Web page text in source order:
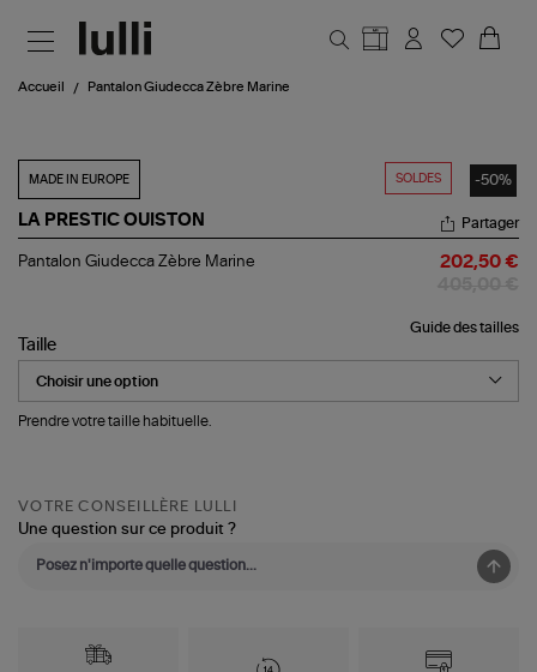
Accueil Pantalon Giudecca Zèbre Marine
SOLDES -50%
MADE IN EUROPE
LA PRESTIC OUISTON
Pantalon
Partager
Pantalon Giudecca Zèbre Marine 202,50 €
Guide des tailles
Taille
Prendre votre taille habituelle.
VOTRE CONSEILLÈRE LULLI
Une question sur ce produit ?